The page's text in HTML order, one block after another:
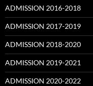
ADMISSION 2016-2018
ADMISSION 2017-2019
ADMISSION 2018-2020
ADMISSION 2019-2021
ADMISSION 2020-2022